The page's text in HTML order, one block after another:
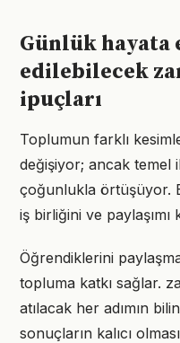
Günlük hayata
edilebilecek
ipuçları
Toplumun farklı
değişiyor; ancak temel
çoğunlukla örtüşüyor.
iş birliğini ve paylaşımı
Öğrendiklerini
topluma katkı sağlar.
atılacak her adımın
sonuçların kalıcı